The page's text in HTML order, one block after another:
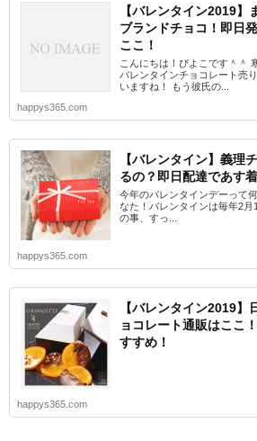
【バレンタイン2019】
ブランドチョコ！即日
ここ！
こんにちは！ぴよこです＾＾
バレンタインチョコレート売
いますね！ もう彼氏の...
happys365.com
【バレンタイン】義理
るの？即日配達であす
今年のバレンタインデーって
なた！バレンタインは毎年2
の事、すっ...
happys365.com
【バレンタイン2019
ョコレート通販はここ
すすめ！
happys365.com